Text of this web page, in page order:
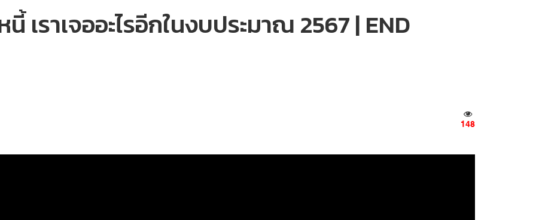
เราเจออะไรอีกในงบประมาณ 2567 | END
148